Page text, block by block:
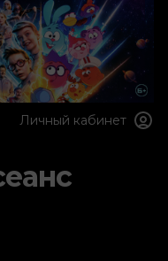
Личный кабинет